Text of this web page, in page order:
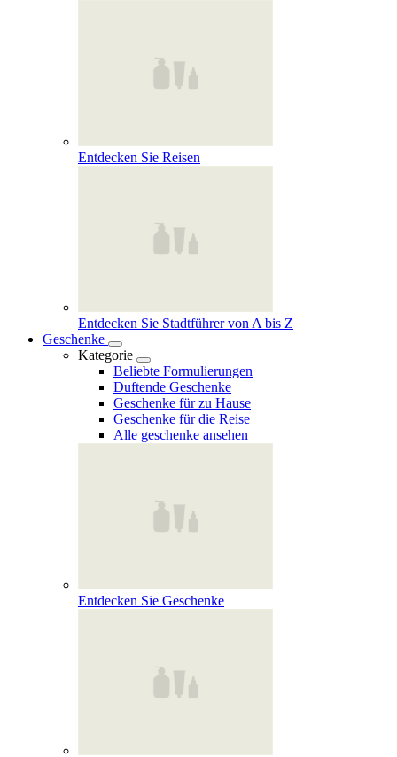
Entdecken Sie Reisen
Entdecken Sie Stadtführer von A bis Z
Geschenke
Kategorie
Beliebte Formulierungen
Duftende Geschenke
Geschenke für zu Hause
Geschenke für die Reise
Alle geschenke ansehen
Entdecken Sie Geschenke